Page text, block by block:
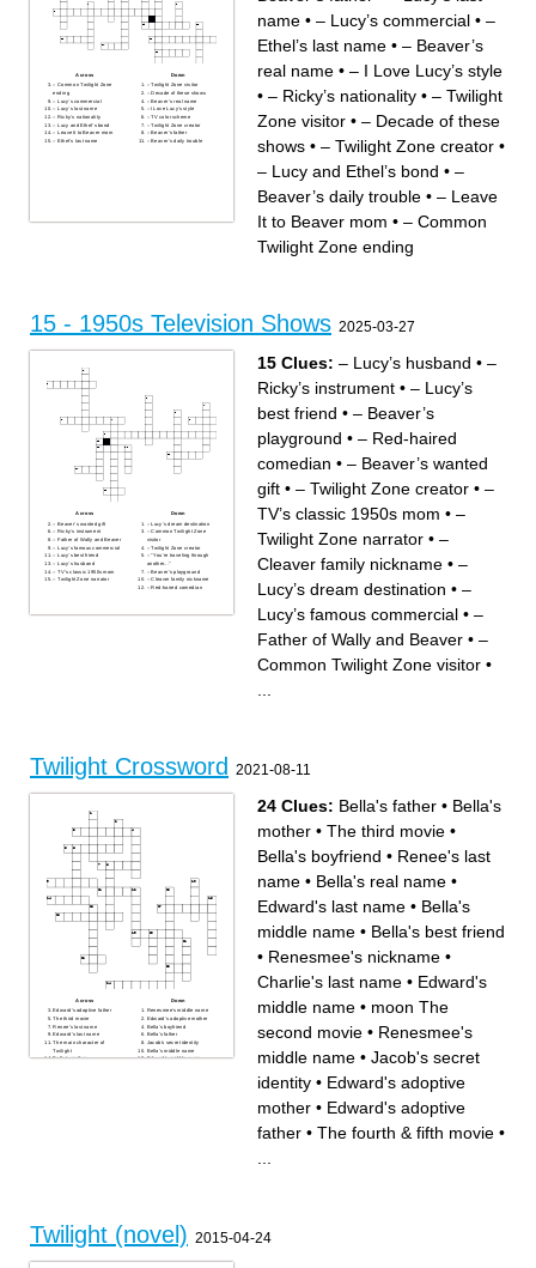
Across
– Common Twilight Zone
ending
– Lucy’s commercial
– Lucy’s last name
– Ricky’s nationality
– Lucy and Ethel’s bond
– Leave It to Beaver mom
– Ethel’s last name
Down
– Twilight Zone visitor
– Decade of these shows
– Beaver’s real name
– I Love Lucy’s style
– TV color scheme
– Twilight Zone creator
– Beaver’s father
– Beaver’s daily trouble
name • – Lucy’s commercial • –
Ethel’s last name • – Beaver’s
real name • – I Love Lucy’s style
• – Ricky’s nationality • – Twilight
Zone visitor • – Decade of these
shows • – Twilight Zone creator •
– Lucy and Ethel’s bond • –
Beaver’s daily trouble • – Leave
It to Beaver mom • – Common
Twilight Zone ending
15 - 1950s Television Shows 2025-03-27
Across
– Beaver’s wanted gift
– Ricky’s instrument
– Father of Wally and Beaver
– Lucy’s famous commercial
– Lucy’s best friend
– Lucy’s husband
– TV’s classic 1950s mom
– Twilight Zone narrator
Down
– Lucy’s dream destination
– Common Twilight Zone
visitor
– Twilight Zone creator
– "You’re traveling through
another..."
– Beaver’s playground
– Cleaver family nickname
– Red-haired comedian
15 Clues: – Lucy’s husband • –
Ricky’s instrument • – Lucy’s
best friend • – Beaver’s
playground • – Red-haired
comedian • – Beaver’s wanted
gift • – Twilight Zone creator • –
TV’s classic 1950s mom • –
Twilight Zone narrator • –
Cleaver family nickname • –
Lucy’s dream destination • –
Lucy’s famous commercial • –
Father of Wally and Beaver • –
Common Twilight Zone visitor •
Twilight Crossword 2021-08-11
Across
Edward's adoptive father
The third movie
Renee's last name
Edward's last name
The main character of
Twilight
Bella's mother
Down
Renesmee's middle name
Edward's adoptive mother
Bella's boyfriend
Bella's father
Jacob's secret identity
Bella's middle name
Edward's middle name
24 Clues: Bella's father • Bella's
mother • The third movie •
Bella's boyfriend • Renee's last
name • Bella's real name •
Edward's last name • Bella's
middle name • Bella's best friend
• Renesmee's nickname •
Charlie's last name • Edward's
middle name • moon The
second movie • Renesmee's
middle name • Jacob's secret
identity • Edward's adoptive
mother • Edward's adoptive
father • The fourth & fifth movie •
Twilight (novel) 2015-04-24